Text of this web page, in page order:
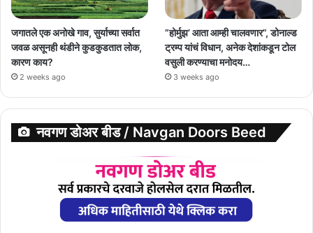
जगातले एक अनोखे गाव, सुर्याच्या सर्वात
जवळ असूनही थंडीने कुडकुडतात लोक,
कारण काय?
2 weeks ago
”होर्मुझ’ आता आम्ही चालवणार”, डोनाल्ड
ट्रम्प यांचं विधान, अनेक देशांकडून टोल
वसुली करण्याचा मनोदय…
3 weeks ago
नवगण डोअर बीड / Navgan Doors Beed